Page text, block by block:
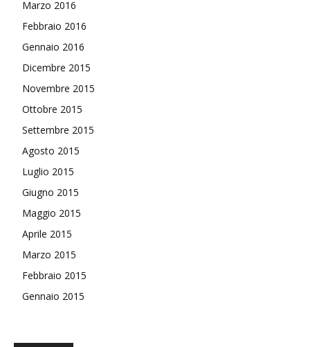
Marzo 2016
Febbraio 2016
Gennaio 2016
Dicembre 2015
Novembre 2015
Ottobre 2015
Settembre 2015
Agosto 2015
Luglio 2015
Giugno 2015
Maggio 2015
Aprile 2015
Marzo 2015
Febbraio 2015
Gennaio 2015